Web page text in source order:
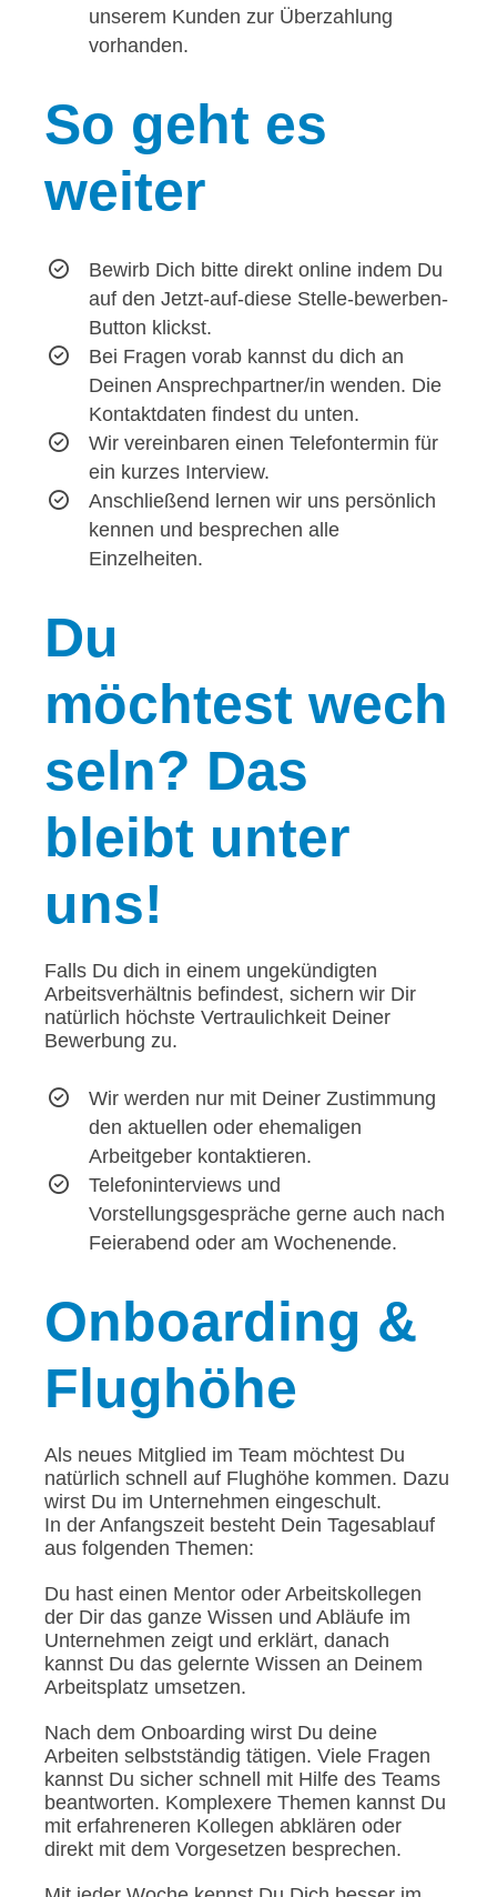
unserem Kunden zur Überzahlung
vorhanden.
So geht es
weiter
Bewirb Dich bitte direkt online indem Du
auf den Jetzt-auf-diese Stelle-bewerben-
Button klickst.
Bei Fragen vorab kannst du dich an
Deinen Ansprechpartner/in wenden. Die
Kontaktdaten findest du unten.
Wir vereinbaren einen Telefontermin für
ein kurzes Interview.
Anschließend lernen wir uns persönlich
kennen und besprechen alle
Einzelheiten.
Du
möchtest wech
seln? Das
bleibt unter
uns!
Falls Du dich in einem ungekündigten
Arbeitsverhältnis befindest, sichern wir Dir
natürlich höchste Vertraulichkeit Deiner
Bewerbung zu.
Wir werden nur mit Deiner Zustimmung
den aktuellen oder ehemaligen
Arbeitgeber kontaktieren.
Telefoninterviews und
Vorstellungsgespräche gerne auch nach
Feierabend oder am Wochenende.
Onboarding &
Flughöhe
Als neues Mitglied im Team möchtest Du
natürlich schnell auf Flughöhe kommen. Dazu
wirst Du im Unternehmen eingeschult.
In der Anfangszeit besteht Dein Tagesablauf
aus folgenden Themen:
Du hast einen Mentor oder Arbeitskollegen
der Dir das ganze Wissen und Abläufe im
Unternehmen zeigt und erklärt, danach
kannst Du das gelernte Wissen an Deinem
Arbeitsplatz umsetzen.
Nach dem Onboarding wirst Du deine
Arbeiten selbstständig tätigen. Viele Fragen
kannst Du sicher schnell mit Hilfe des Teams
beantworten. Komplexere Themen kannst Du
mit erfahreneren Kollegen abklären oder
direkt mit dem Vorgesetzen besprechen.